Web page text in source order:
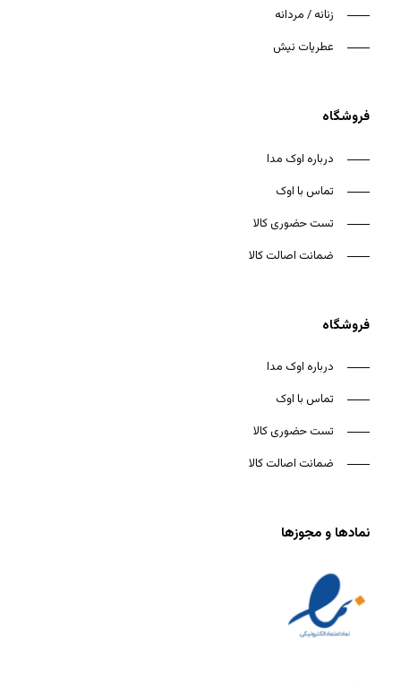
زنانه / مردانه
عطریات نیش
فروشگاه
درباره اوک مدا
تماس با اوک
تست حضوری کالا
ضمانت اصالت کالا
فروشگاه
درباره اوک مدا
تماس با اوک
تست حضوری کالا
ضمانت اصالت کالا
نمادها و مجوزها